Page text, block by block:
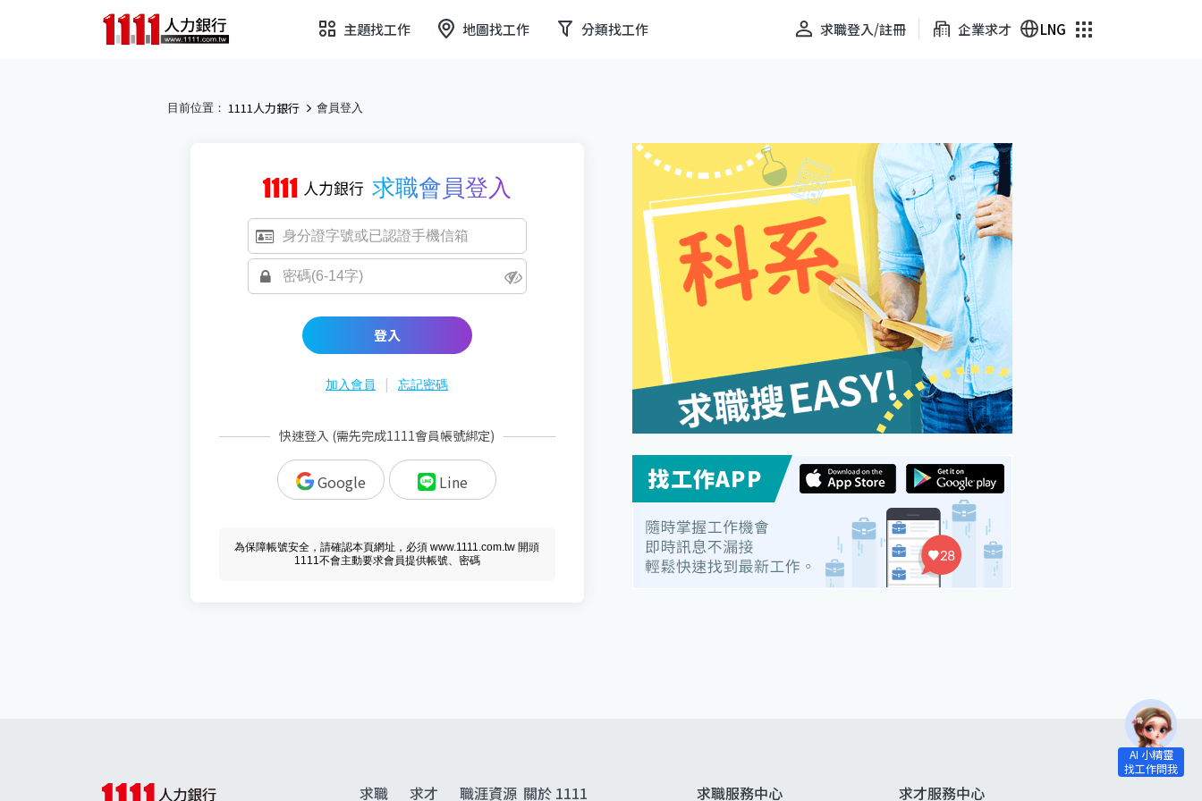
主題找工作 地圖找工作 分類找工作 求職登入/註冊 企業求才 LNG
目前位置： 1111人力銀行 會員登入
求職會員登入
登入
加入會員 | 忘記密碼
快速登入 (需先完成1111會員帳號綁定)
Google Line
為保障帳號安全，請確認本頁網址，必須 www.1111.com.tw 開頭
1111不會主動要求會員提供帳號、密碼
求職 求才 職涯資源 關於 1111 求職服務中心 求才服務中心